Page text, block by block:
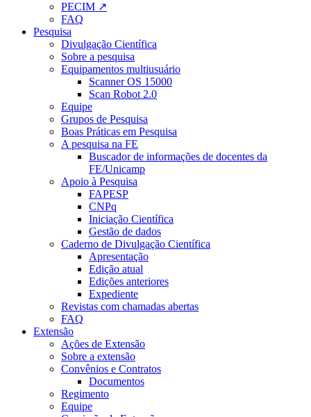
PECIM ↗
FAQ
Pesquisa
Divulgação Científica
Sobre a pesquisa
Equipamentos multiusuário
Scanner OS 15000
Scan Robot 2.0
Equipe
Grupos de Pesquisa
Boas Práticas em Pesquisa
A pesquisa na FE
Buscador de informações de docentes da
FE/Unicamp
Apoio à Pesquisa
FAPESP
CNPq
Iniciação Científica
Gestão de dados
Caderno de Divulgação Científica
Apresentação
Edição atual
Edições anteriores
Expediente
Revistas com chamadas abertas
FAQ
Extensão
Ações de Extensão
Sobre a extensão
Convênios e Contratos
Documentos
Regimento
Equipe